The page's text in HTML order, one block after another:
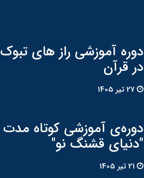
دوره آموزشی راز های تبوک
در قرآن
دوره‌ی آموزشی کوتاه مدت
"دنیای قشنگ نو"